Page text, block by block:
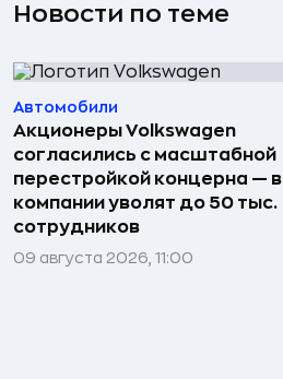
Новости по теме
Автомобили
Акционеры Volkswagen
согласились с масштабной
перестройкой концерна — в
компании уволят до 50 тыс.
сотрудников
09 августа 2026, 11:00